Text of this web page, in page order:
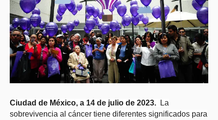
Ciudad de México, a 14 de julio de 2023. La
sobrevivencia al cáncer tiene diferentes significados para